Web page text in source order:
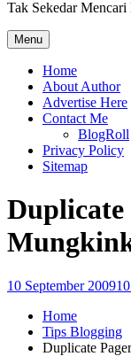
Tak Sekedar Mencari
Menu
Home
About Author
Advertise Here
Contact Me
BlogRoll
Privacy Policy
Sitemap
Duplicate
10 September 2009
Home
Tips Blogging
Duplicate